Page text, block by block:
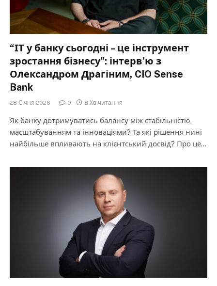
“ІТ у банку сьогодні – це інструмент
зростання бізнесу”: інтервʼю з
Олександром Драгіним, CIO Sense
Bank
28 Січня 2026 0 8 Хв читання
Як банку дотримуватись балансу між стабільністю,
масштабуванням та інноваціями? Та які рішення нині
найбільше впливають на клієнтський досвід? Про це…